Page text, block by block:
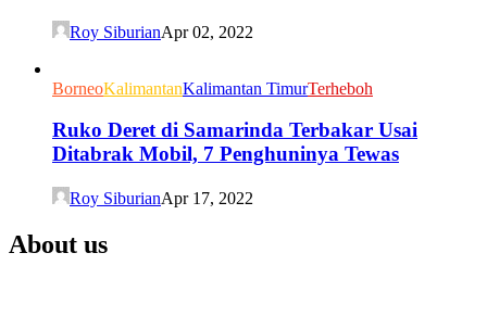
Roy SiburianApr 02, 2022
BorneoKalimantanKalimantan TimurTerheboh
Ruko Deret di Samarinda Terbakar Usai
Ditabrak Mobil, 7 Penghuninya Tewas
Roy SiburianApr 17, 2022
About us